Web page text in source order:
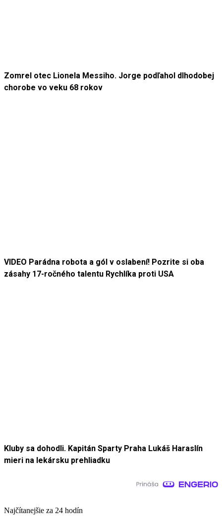
Zomrel otec Lionela Messiho. Jorge podľahol dlhodobej
chorobe vo veku 68 rokov
VIDEO Parádna robota a gól v oslabení! Pozrite si oba
zásahy 17-ročného talentu Rychlíka proti USA
Kluby sa dohodli. Kapitán Sparty Praha Lukáš Haraslín
mieri na lekársku prehliadku
Najčítanejšie za 24 hodín